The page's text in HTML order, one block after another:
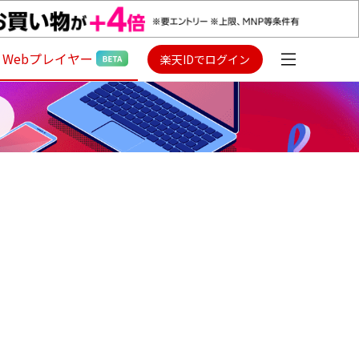
Webプレイヤー 楽天IDでログイン